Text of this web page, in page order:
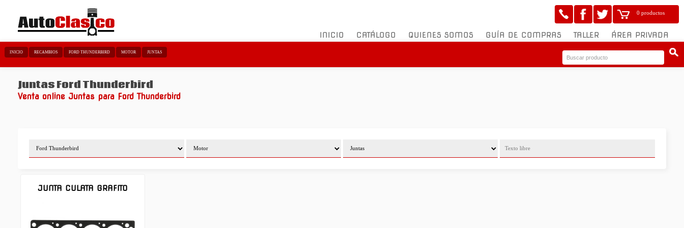
0 productos
INICIO CATÁLOGO QUIENES SOMOS GUÍA DE COMPRAS TALLER ÁREA PRIVADA
INICIO RECAMBIOS FORD THUNDERBIRD MOTOR JUNTAS
Juntas Ford Thunderbird
Venta online Juntas para Ford Thunderbird
JUNTA CULATA GRAFITO